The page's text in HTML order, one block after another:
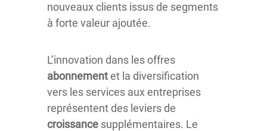
nouveaux clients issus de segments
à forte valeur ajoutée.
L’innovation dans les offres
abonnementet la diversification
vers les services aux entreprises
représentent des leviers de
croissance supplémentaires. Le